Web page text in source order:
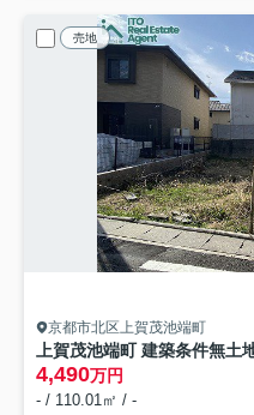
売地
京都市北区上賀茂池端町
上賀茂池端町 建築条件無土
4,490万円
- / 110.01㎡ / -